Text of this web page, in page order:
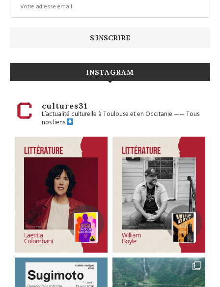
INSTAGRAM
cultures31
L’actualité culturelle à Toulouse et en Occitanie——Tous
nos liens